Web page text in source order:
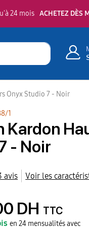
24 mois ACHETEZ DÈS
Onyx Studio 7 - Noir
1
Kardon
- Noir
avis Voir les
DH TTC
en 24 mensualités avec